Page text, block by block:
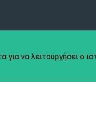
να λειτουργήσει ο